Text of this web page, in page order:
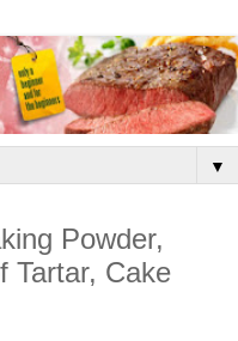
▼
Powder,
Tartar, Cake